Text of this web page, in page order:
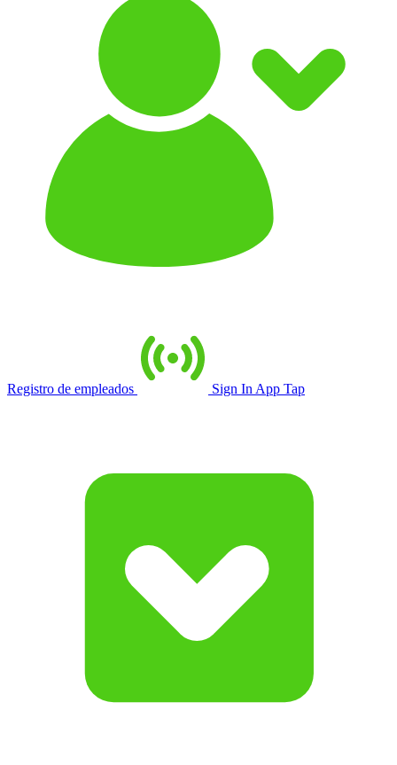
Registro de empleados Sign In App Tap